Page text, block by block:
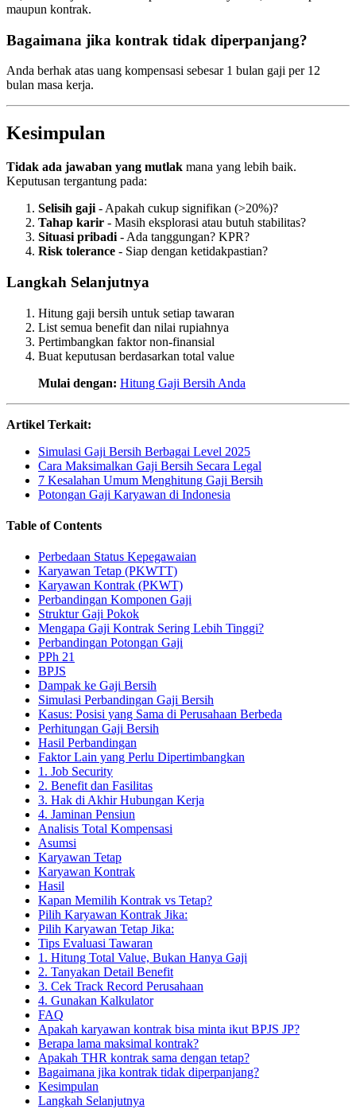
maupun kontrak.
Bagaimana jika kontrak tidak diperpanjang?
Anda berhak atas uang kompensasi sebesar 1 bulan gaji per 12
bulan masa kerja.
Kesimpulan
Tidak ada jawaban yang mutlak mana yang lebih baik.
Keputusan tergantung pada:
Selisih gaji - Apakah cukup signifikan (>20%)?
Tahap karir - Masih eksplorasi atau butuh stabilitas?
Situasi pribadi - Ada tanggungan? KPR?
Risk tolerance - Siap dengan ketidakpastian?
Langkah Selanjutnya
Hitung gaji bersih untuk setiap tawaran
List semua benefit dan nilai rupiahnya
Pertimbangkan faktor non-finansial
Buat keputusan berdasarkan total value
Mulai dengan: Hitung Gaji Bersih Anda
Artikel Terkait:
Simulasi Gaji Bersih Berbagai Level 2025
Cara Maksimalkan Gaji Bersih Secara Legal
7 Kesalahan Umum Menghitung Gaji Bersih
Potongan Gaji Karyawan di Indonesia
Table of Contents
Perbedaan Status Kepegawaian
Karyawan Tetap (PKWTT)
Karyawan Kontrak (PKWT)
Perbandingan Komponen Gaji
Struktur Gaji Pokok
Mengapa Gaji Kontrak Sering Lebih Tinggi?
Perbandingan Potongan Gaji
PPh 21
BPJS
Dampak ke Gaji Bersih
Simulasi Perbandingan Gaji Bersih
Kasus: Posisi yang Sama di Perusahaan Berbeda
Perhitungan Gaji Bersih
Hasil Perbandingan
Faktor Lain yang Perlu Dipertimbangkan
1. Job Security
2. Benefit dan Fasilitas
3. Hak di Akhir Hubungan Kerja
4. Jaminan Pensiun
Analisis Total Kompensasi
Asumsi
Karyawan Tetap
Karyawan Kontrak
Hasil
Kapan Memilih Kontrak vs Tetap?
Pilih Karyawan Kontrak Jika:
Pilih Karyawan Tetap Jika:
Tips Evaluasi Tawaran
1. Hitung Total Value, Bukan Hanya Gaji
2. Tanyakan Detail Benefit
3. Cek Track Record Perusahaan
4. Gunakan Kalkulator
FAQ
Apakah karyawan kontrak bisa minta ikut BPJS JP?
Berapa lama maksimal kontrak?
Apakah THR kontrak sama dengan tetap?
Bagaimana jika kontrak tidak diperpanjang?
Kesimpulan
Langkah Selanjutnya